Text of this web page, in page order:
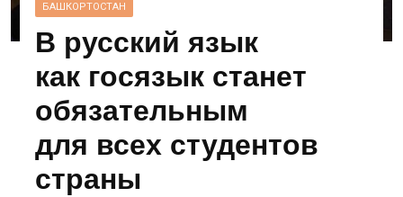
БАШКОРТОСТАН
В русский язык
как госязык станет
обязательным
для всех студентов
страны